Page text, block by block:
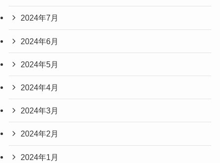
2024年7月
2024年6月
2024年5月
2024年4月
2024年3月
2024年2月
2024年1月